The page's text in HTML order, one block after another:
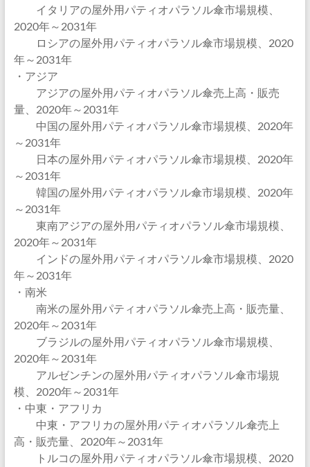
イタリアの屋外用パティオパラソル傘市場規模、
2020年～2031年
ロシアの屋外用パティオパラソル傘市場規模、2020
年～2031年
・アジア
アジアの屋外用パティオパラソル傘売上高・販売
量、2020年～2031年
中国の屋外用パティオパラソル傘市場規模、2020年
～2031年
日本の屋外用パティオパラソル傘市場規模、2020年
～2031年
韓国の屋外用パティオパラソル傘市場規模、2020年
～2031年
東南アジアの屋外用パティオパラソル傘市場規模、
2020年～2031年
インドの屋外用パティオパラソル傘市場規模、2020
年～2031年
・南米
南米の屋外用パティオパラソル傘売上高・販売量、
2020年～2031年
ブラジルの屋外用パティオパラソル傘市場規模、
2020年～2031年
アルゼンチンの屋外用パティオパラソル傘市場規
模、2020年～2031年
・中東・アフリカ
中東・アフリカの屋外用パティオパラソル傘売上
高・販売量、2020年～2031年
トルコの屋外用パティオパラソル傘市場規模、2020